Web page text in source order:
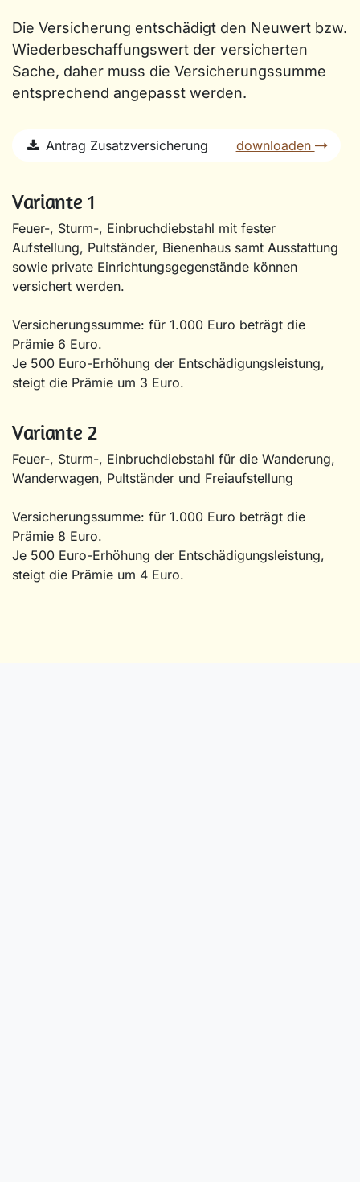
Die Versicherung entschädigt den Neuwert bzw.
Wiederbeschaffungswert der versicherten
Sache, daher muss die Versicherungssumme
entsprechend angepasst werden.
Antrag Zusatzversicherung downloaden
Variante 1
Feuer-, Sturm-, Einbruchdiebstahl mit fester
Aufstellung, Pultständer, Bienenhaus samt Ausstattung
sowie private Einrichtungsgegenstände können
versichert werden.
Versicherungssumme: für 1.000 Euro beträgt die
Prämie 6 Euro.
Je 500 Euro-Erhöhung der Entschädigungsleistung,
steigt die Prämie um 3 Euro.
Variante 2
Feuer-, Sturm-, Einbruchdiebstahl für die Wanderung,
Wanderwagen, Pultständer und Freiaufstellung
Versicherungssumme: für 1.000 Euro beträgt die
Prämie 8 Euro.
Je 500 Euro-Erhöhung der Entschädigungsleistung,
steigt die Prämie um 4 Euro.